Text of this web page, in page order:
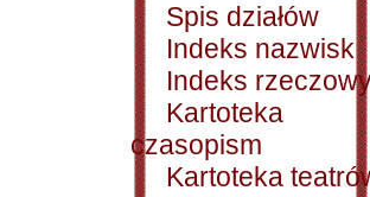
Spis działów
Indeks nazwisk
Indeks
Kartoteka
czasopism
Kartoteka